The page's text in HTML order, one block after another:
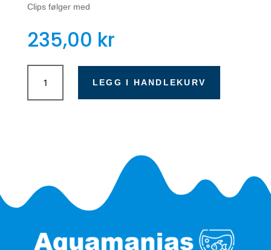
Clips følger med
235,00 kr
Arcadia
reflektor
30w
LEGG I HANDLEKURV